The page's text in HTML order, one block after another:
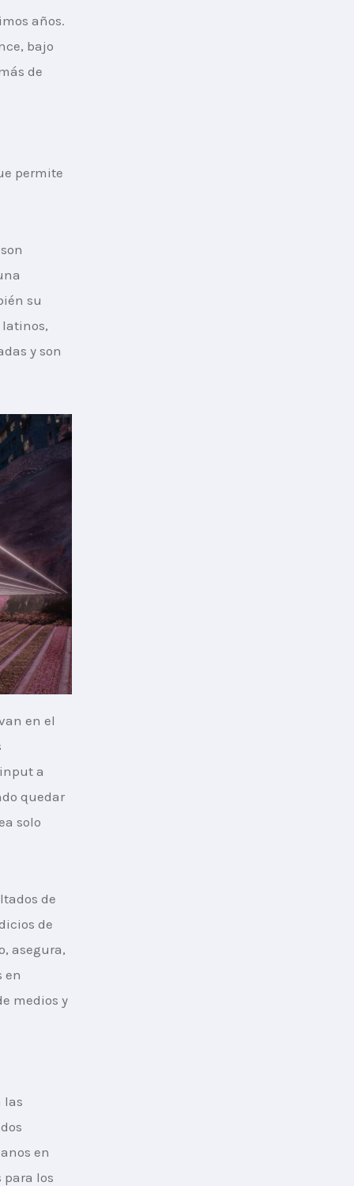
años.
bajo
de
permite
su
y son
en el
a
quedar
solo
de
de
asegura,
en
medios y
las
en
los